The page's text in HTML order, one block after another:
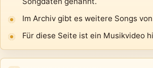
Im Archiv gibt es weitere Songs
Für diese Seite ist ein Musikvideo